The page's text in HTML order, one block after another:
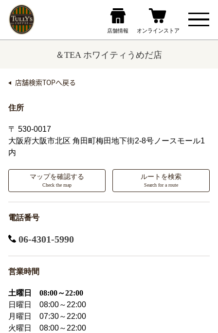
＆TEA ホワイティうめだ店
店舗検索TOPへ戻る
住所
〒 530-0017
大阪府大阪市北区角田町梅田地下街2-8号ノースモール1
内
マップを確認する
Check the map
ルートを検索
Search for a route
電話番号
06-4301-5990
営業時間
土曜日 08:00～22:00
日曜日 08:00～22:00
月曜日 07:30～22:00
火曜日 08:00～22:00